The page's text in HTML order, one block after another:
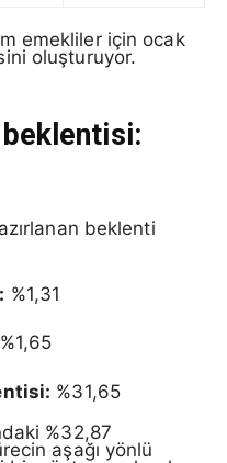
emekliler için ocak
oluşturuyor.
beklentisi:
beklenti
%1,31
%31,65
%32,87
aşağı yönlü